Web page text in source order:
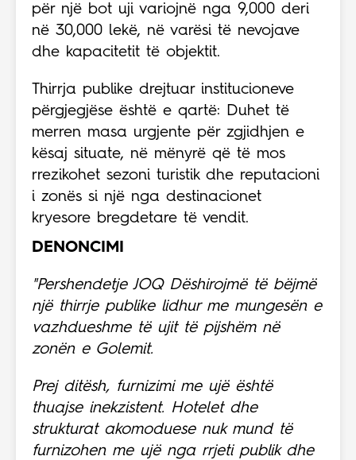
për një bot uji variojnë nga 9,000 deri
në 30,000 lekë, në varësi të nevojave
dhe kapacitetit të objektit.
Thirrja publike drejtuar institucioneve
përgjegjëse është e qartë: Duhet të
merren masa urgjente për zgjidhjen e
kësaj situate, në mënyrë që të mos
rrezikohet sezoni turistik dhe reputacioni
i zonës si një nga destinacionet
kryesore bregdetare të vendit.
DENONCIMI
"Pershendetje JOQ Dëshirojmë të bëjmë
një thirrje publike lidhur me mungesën e
vazhdueshme të ujit të pijshëm në
zonën e Golemit.
Prej ditësh, furnizimi me ujë është
thuajse inekzistent. Hotelet dhe
strukturat akomoduese nuk mund të
furnizohen me ujë nga rrjeti publik dhe